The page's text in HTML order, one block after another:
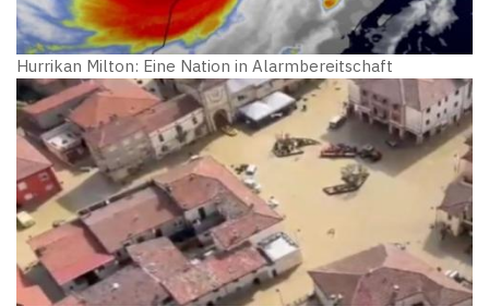
Hurrikan Milton: Eine Nation in Alarmbereitschaft